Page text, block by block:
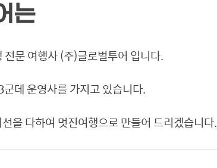
는
문 여행사 (주)글로벌투어 입니다.
데 운영사를 가지고 있습니다.
을 다하여 멋진여행으로 만들어 드리겠습니다.